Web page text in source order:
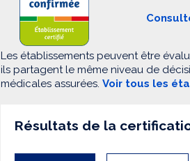
Les établissements peuvent être
ils partagent le même niveau de
médicales assurées. Voir tous les
Résultats de la